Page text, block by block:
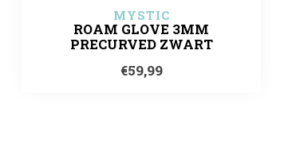
MYSTIC
ROAM GLOVE 3MM
PRECURVED ZWART
€59,99